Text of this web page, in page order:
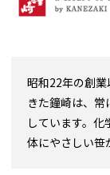
昭和22年の創
きた鐘崎は、
しています。
体にやさしい笹